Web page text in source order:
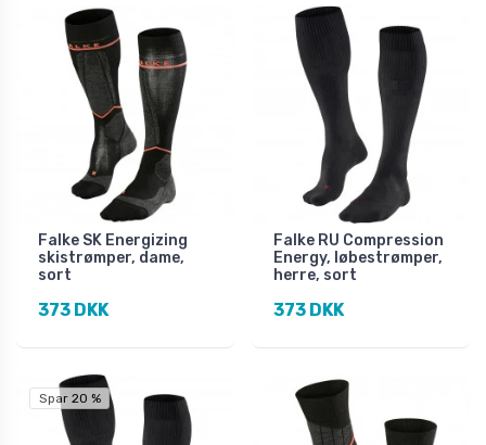
Falke SK Energizing
skistrømper, dame,
sort
373 DKK
Falke RU Compression
Energy, løbestrømper,
herre, sort
373 DKK
Spar 20 %